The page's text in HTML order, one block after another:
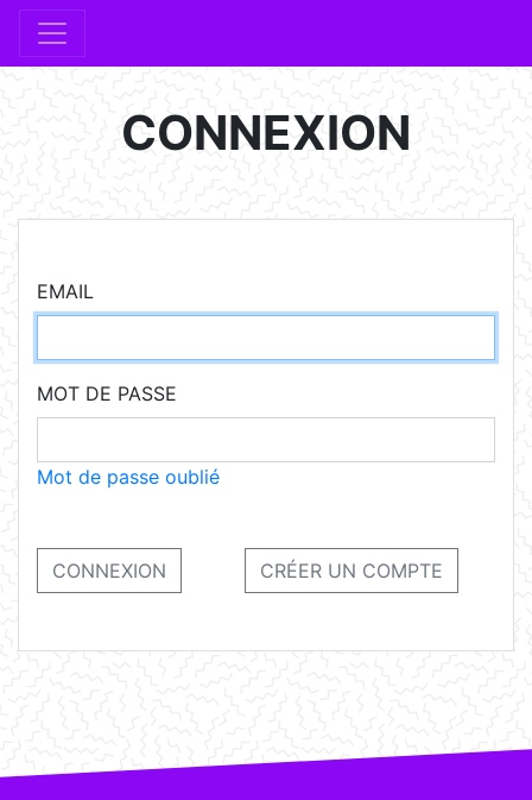
CONNEXION
EMAIL
MOT DE PASSE
Mot de passe oublié
CONNEXION CRÉER UN COMPTE